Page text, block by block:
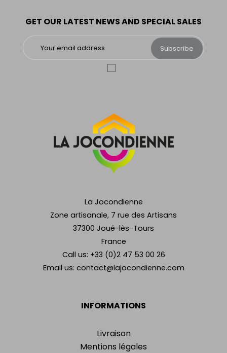
INFORMATIONS
Livraison
Mentions légales
La Jocondienne
Zone artisanale, 7 rue des Artisans
37300 Joué-lès-Tours
France
Call us: +33 (0)2 47 53 00 26
Email us: contact@lajocondienne.com
GET OUR LATEST NEWS AND SPECIAL SALES
Subscribe